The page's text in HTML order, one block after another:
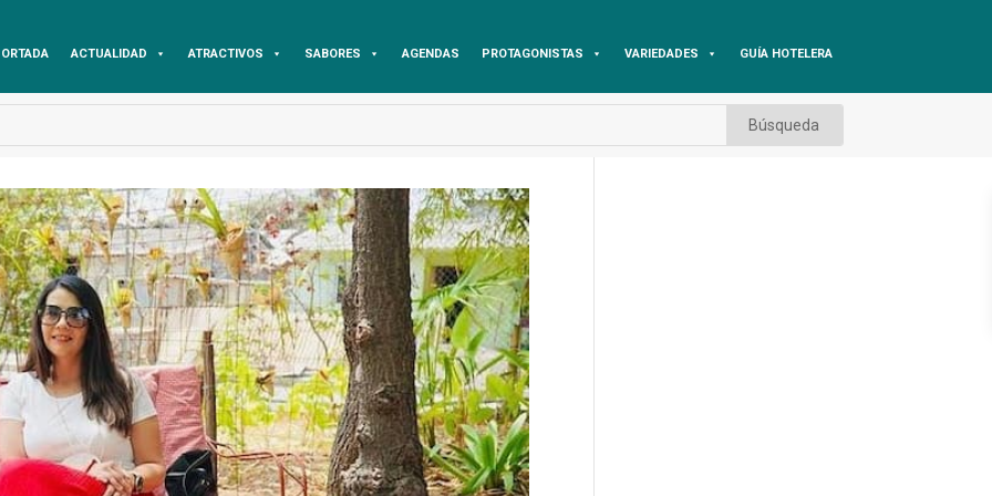
ACTUALIDAD ATRACTIVOS SABORES AGENDAS PROTAGONISTAS VARIEDADES GUÍA HOTELERA